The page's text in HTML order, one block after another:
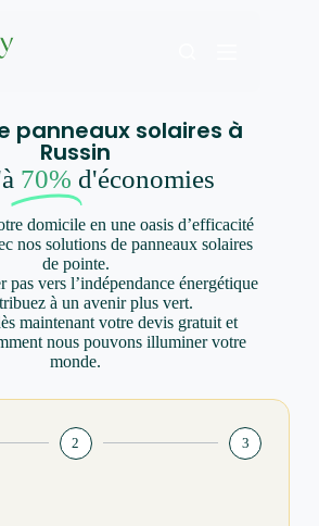
panneaux solaires à
Russin
70% d'économies
domicile en une oasis d’efficacité
nos solutions de panneaux solaires
de pointe.
pas vers l’indépendance énergétique
à un avenir plus vert.
maintenant votre devis gratuit et
nous pouvons illuminer votre
monde.
2 3